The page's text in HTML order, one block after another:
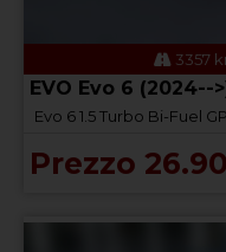
3357
EVO Evo 6 (2024--
Evo 6 1.5 Turbo Bi-Fuel
Prezzo